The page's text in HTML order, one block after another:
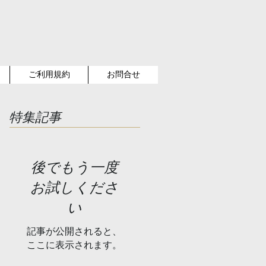
ご利用規約 お問合せ
特集記事
後でもう一度
お試しくださ
い
記事が公開されると、
ここに表示されます。